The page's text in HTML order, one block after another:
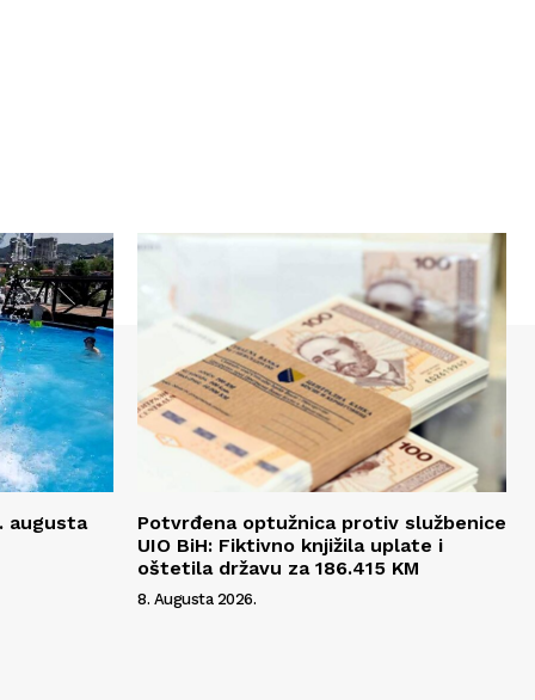
augusta
Potvrđena optužnica protiv službenice
UIO BiH: Fiktivno knjižila uplate i
oštetila državu za 186.415 KM
8. Augusta 2026.